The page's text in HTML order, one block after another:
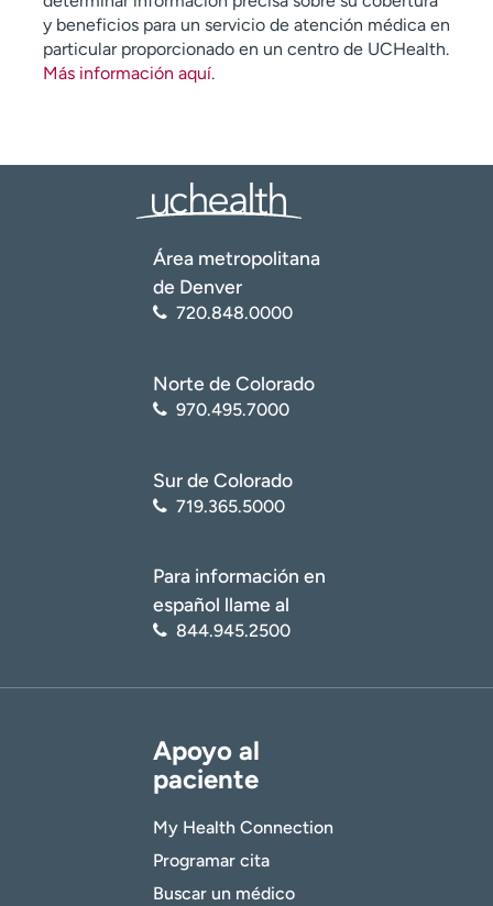
y beneficios para un servicio de atención médica en
particular proporcionado en un centro de UCHealth.
Más información aquí.
Área metropolitana
de Denver
720.848.0000
Norte de Colorado
970.495.7000
Sur de Colorado
719.365.5000
Para información en
español llame al
844.945.2500
Apoyo al
paciente
My Health Connection
Programar cita
Buscar un médico